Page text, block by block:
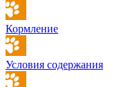
Кормление
Условия содержания